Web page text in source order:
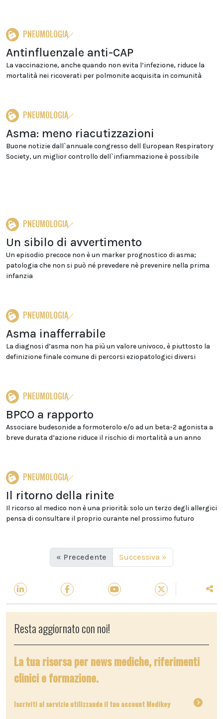
PNEUMOLOGIA
Antinfluenzale anti-CAP
La vaccinazione, anche quando non evita l’infezione, riduce la
mortalità nei ricoverati per polmonite acquisita in comunità
PNEUMOLOGIA
Asma: meno riacutizzazioni
Buone notizie dall`annuale congresso dell European Respiratory
Society, un miglior controllo dell`infiammazione è possibile
PNEUMOLOGIA
Un sibilo di avvertimento
Un episodio precoce non è un marker prognostico di asma;
patologia che non si può né prevedere nè prevenire nella prima
infanzia
PNEUMOLOGIA
Asma inafferrabile
La diagnosi d’asma non ha più un valore univoco, è piuttosto la
definizione finale comune di percorsi eziopatologici diversi
PNEUMOLOGIA
BPCO a rapporto
Associare budesonide a formoterolo e/o ad un beta-2 agonista a
breve durata d’azione riduce il rischio di mortalità a un anno
PNEUMOLOGIA
Il ritorno della rinite
Il ricorso al medico non è una priorità: solo un terzo degli allergici
pensa di consultare il proprio curante nel prossimo futuro
« Precedente Successiva »
Resta aggiornato con noi!
La tua risorsa per news mediche, riferimenti
clinici e formazione.
Iscriviti al servizio utilizzando il tuo account Medikey